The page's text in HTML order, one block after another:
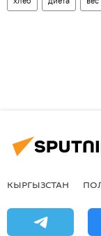
КЫРГЫЗСТАН